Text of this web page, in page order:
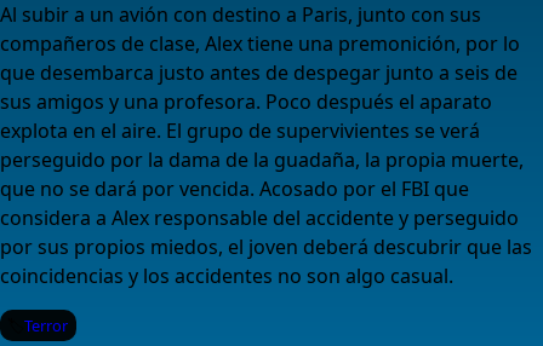
Al subir a un avión con destino a Paris, junto con sus
compañeros de clase, Alex tiene una premonición, por lo
que desembarca justo antes de despegar junto a seis de
sus amigos y una profesora. Poco después el aparato
explota en el aire. El grupo de supervivientes se verá
perseguido por la dama de la guadaña, la propia muerte,
que no se dará por vencida. Acosado por el FBI que
considera a Alex responsable del accidente y perseguido
por sus propios miedos, el joven deberá descubrir que las
coincidencias y los accidentes no son algo casual.
Terror